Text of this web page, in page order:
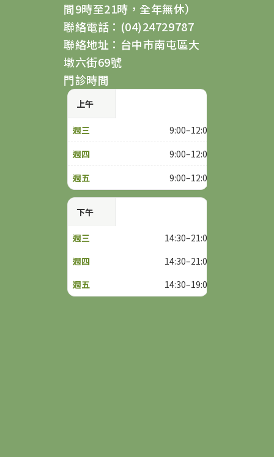
間9時至21時，全年無休）
聯絡電話：(04)24729787
聯絡地址：台中市南屯區大
墩六街69號
門診時間
上午
9:00–12:00
9:00–12:00
9:00–12:00
下午
14:30–21:00
14:30–21:00
14:30–19:00